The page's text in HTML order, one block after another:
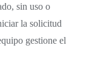
sin uso o
la solicitud
gestione el